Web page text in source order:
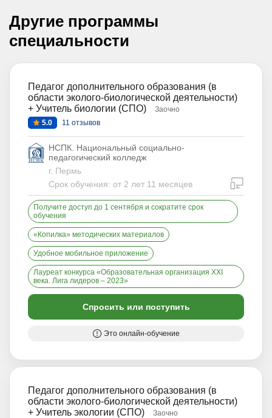
Другие программы
специальности
Педагог дополнительного образования (в
области эколого-биологической деятельности)
+ Учитель биологии (СПО)
Заочно
5.0
11 отзывов
НСПК. Национальный социально-
педагогический колледж
г. Пермь
Срок обучения: от 2 лет 11 месяцев
Получите доступ до 1 сентября и сократите срок
обучения
«Копилка» методических материалов
Удобное мобильное приложение
Лауреат конкурса «Образовательная организация XXI
века. Лига лидеров – 2023»
Спросить или поступить
Это онлайн-обучение
Педагог дополнительного образования (в
области эколого-биологической деятельности)
+ Учитель экологии (СПО)
Заочно